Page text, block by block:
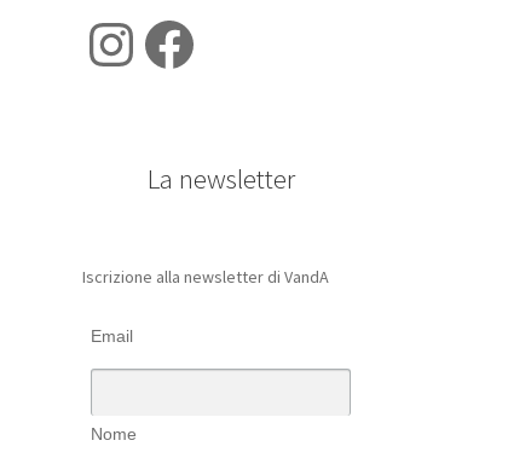
Instagram
Facebook
La newsletter
Iscrizione alla newsletter di VandA
Email
Nome